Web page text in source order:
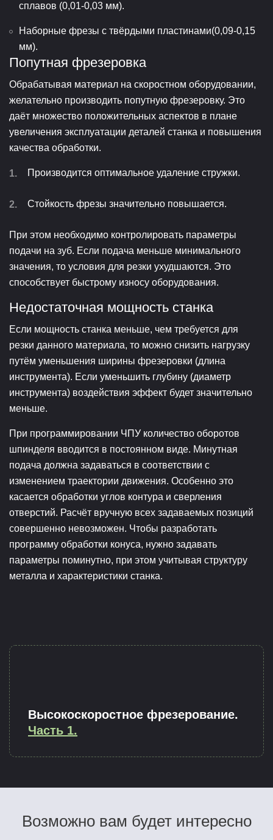
сплавов (0,01-0,03 мм).
Наборные фрезы с твёрдыми пластинами(0,09-0,15
мм).
Попутная фрезеровка
Обрабатывая материал на скоростном оборудовании,
желательно производить попутную фрезеровку. Это
даёт множество положительных аспектов в плане
увеличения эксплуатации деталей станка и повышения
качества обработки.
Производится оптимальное удаление стружки.
Стойкость фрезы значительно повышается.
При этом необходимо контролировать параметры
подачи на зуб. Если подача меньше минимального
значения, то условия для резки ухудшаются. Это
способствует быстрому износу оборудования.
Недостаточная мощность станка
Если мощность станка меньше, чем требуется для
резки данного материала, то можно снизить нагрузку
путём уменьшения ширины фрезеровки (длина
инструмента). Если уменьшить глубину (диаметр
инструмента) воздействия эффект будет значительно
меньше.
При программировании ЧПУ количество оборотов
шпинделя вводится в постоянном виде. Минутная
подача должна задаваться в соответствии с
изменением траектории движения. Особенно это
касается обработки углов контура и сверления
отверстий. Расчёт вручную всех задаваемых позиций
совершенно невозможен. Чтобы разработать
программу обработки конуса, нужно задавать
параметры поминутно, при этом учитывая структуру
металла и характеристики станка.
Высокоскоростное фрезерование.
Часть 1.
Возможно вам будет интересно